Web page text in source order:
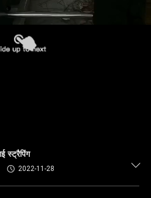
स्ट्रैपिंग
2022-11-28